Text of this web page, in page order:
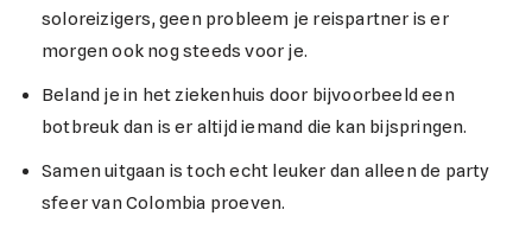
soloreizigers, geen probleem je reispartner is er
morgen ook nog steeds voor je.
Beland je in het ziekenhuis door bijvoorbeeld een
botbreuk dan is er altijd iemand die kan bijspringen.
Samen uitgaan is toch echt leuker dan alleen de party
sfeer van Colombia proeven.